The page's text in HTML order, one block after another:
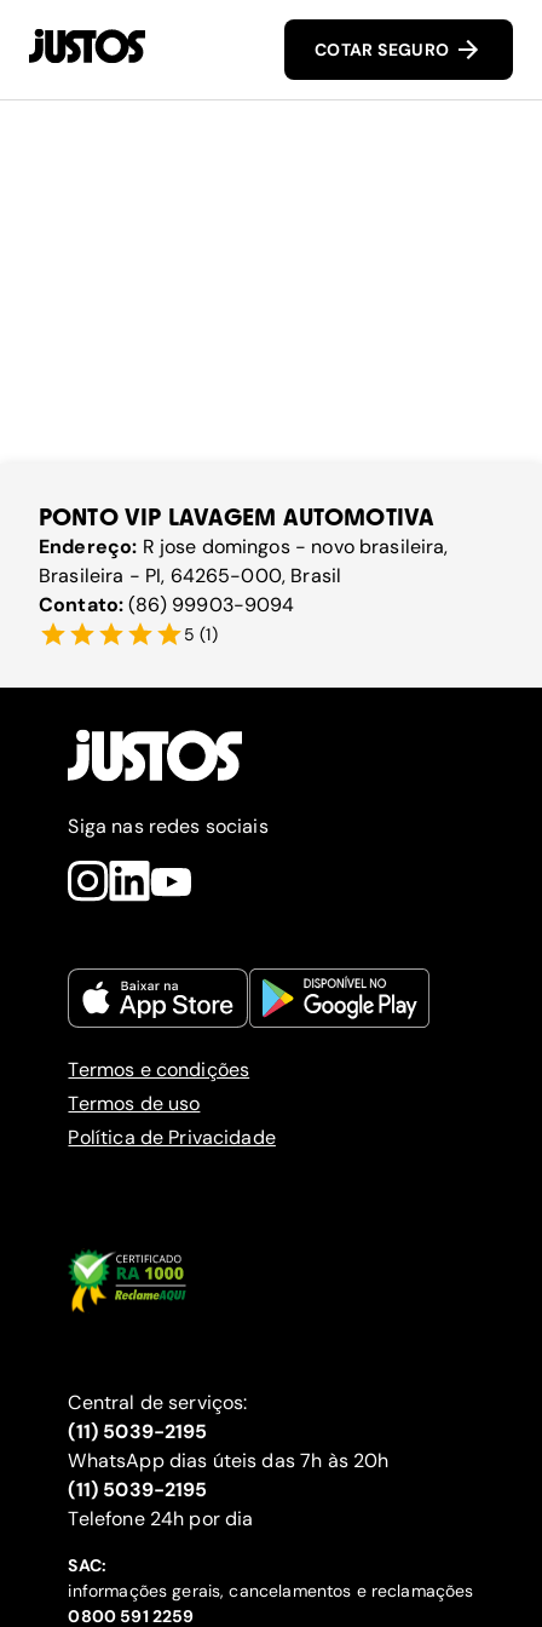
COTAR SEGURO
PONTO VIP LAVAGEM AUTOMOTIVA
Endereço: R jose domingos - novo brasileira,
Brasileira - PI, 64265-000, Brasil
Contato:(86) 99903-9094
5 (1)
Siga nas redes sociais
Termos e condições
Termos de uso
Política de Privacidade
Central de serviços:
(11) 5039-2195
WhatsApp dias úteis das 7h às 20h
(11) 5039-2195
‍Telefone 24h por dia
SAC:
informações gerais, cancelamentos e reclamações
‍0800 591 2259